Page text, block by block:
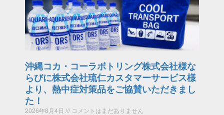
沖縄コカ・コーラボトリング株式会社様な
らびに株式会社琉仁カスタマーサービス様
より、熱中症対策品をご協賛いただきまし
た！
2026年8月4日 コメントはまだありません